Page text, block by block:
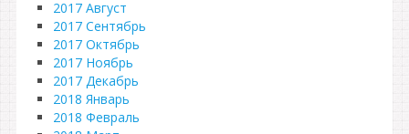
2017 Август
2017 Сентябрь
2017 Октябрь
2017 Ноябрь
2017 Декабрь
2018 Январь
2018 Февраль